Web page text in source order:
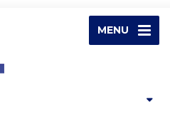
MENU